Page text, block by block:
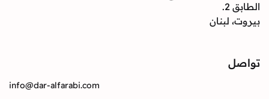
الطابق 2.
بيروت، لبنان
تواصل
info@dar-alfarabi.com